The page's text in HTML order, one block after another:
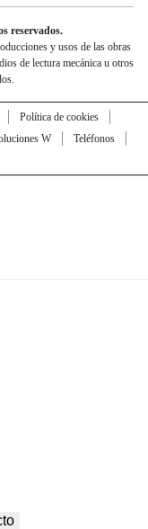
reservados.
y usos de las obras
de lectura mecánica u otros
Política de cookies
W
Teléfonos